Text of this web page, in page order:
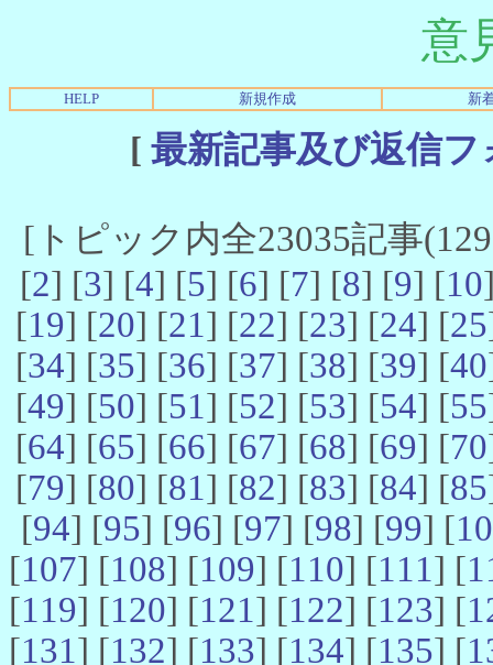
意
HELP 新規作成 新
[ 最新記事及び返信
[トピック内全23035記事
[2] [3] [4] [5] [6] [7] [8] [9] [10
[19] [20] [21] [22] [23] [24] [25
[34] [35] [36] [37] [38] [39] [40
[49] [50] [51] [52] [53] [54] [55
[64] [65] [66] [67] [68] [69] [70
[79] [80] [81] [82] [83] [84] [85
[94] [95] [96] [97] [98] [99] [
[107] [108] [109] [110] [111] [
[119] [120] [121] [122] [123] [
[131] [132] [133] [134] [135] [